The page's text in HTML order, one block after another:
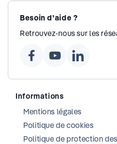
Besoin d’aide ?
Retrouvez-nous sur les
Informations
Mentions légales
Politique de cookies
Politique de protection